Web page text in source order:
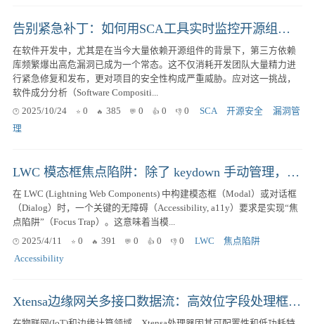
告别紧急补丁：如何用SCA工具实时监控开源组件漏洞
在软件开发中，尤其是在当今大量依赖开源组件的背景下，第三方依赖
库频繁爆出高危漏洞已成为一个常态。这不仅消耗开发团队大量精力进
行紧急修复和发布，更对项目的安全性构成严重威胁。应对这一挑战，
软件成分分析（Software Compositi...
2025/10/24
0 385 0 0 0 SCA 开源安全
漏洞管
理
LWC 模态框焦点陷阱：除了 keydown 手动管理，还有哪些选择？
在 LWC (Lightning Web Components) 中构建模态框（Modal）或对话框
（Dialog）时，一个关键的无障碍（Accessibility, a11y）要求是实现“焦
点陷阱”（Focus Trap）。这意味着当模...
2025/4/11
0 391 0 0 0 LWC
焦点陷阱
Accessibility
Xtensa边缘网关多接口数据流：高效位字段处理框架设计与优化